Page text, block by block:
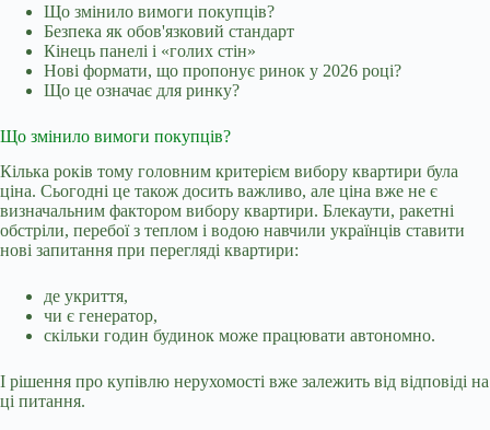
Що змінило вимоги покупців?
Безпека як обов'язковий стандарт
Кінець панелі і «голих стін»
Нові формати, що пропонує ринок у 2026 році?
Що це означає для ринку?
Що змінило вимоги покупців?
Кілька років тому головним критерієм вибору квартири була
ціна. Сьогодні це також досить важливо, але ціна вже не є
визначальним фактором вибору квартири. Блекаути, ракетні
обстріли, перебої з теплом і водою навчили українців ставити
нові запитання при перегляді квартири:
де укриття,
чи є генератор,
скільки годин будинок може працювати автономно.
І рішення про купівлю нерухомості вже залежить від відповіді на
ці питання.